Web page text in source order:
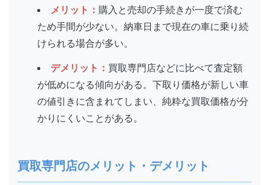
メリット：購入と売却の手続きが一度で済む
ため手間が少ない。納車日まで現在の車に乗り続
けられる場合が多い。
デメリット： 買取専門店などに比べて査定額
が低めになる傾向がある。下取り価格が新しい車
の値引きに含まれてしまい、純粋な買取価格が分
かりにくいことがある。
買取専門店のメリット・デメリット